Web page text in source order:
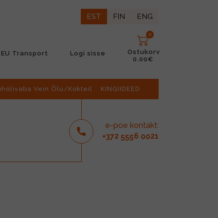
EST FIN ENG
EU Transport Logi sisse
0
Ostukorv
0.00€
Vein Õlu/Kokteil KINGIIDEED
e-poe kontakt:
+372 5556 0021